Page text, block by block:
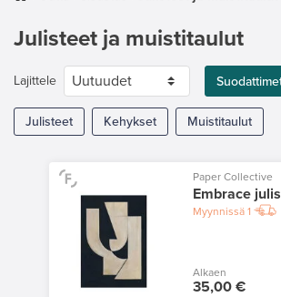
Julisteet ja muistitaulut
Lajittele
Julisteet Kehykset Muistitaulut
Paper Collective
Embrace
Myynnissä1
Alkaen
35,00 €